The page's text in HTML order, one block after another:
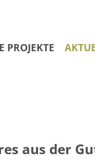
PROJEKTE
aus der